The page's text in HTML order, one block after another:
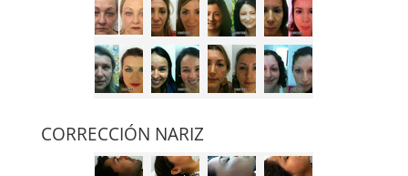
CORRECCIÓN NARIZ